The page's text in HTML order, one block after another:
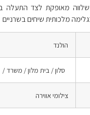
מאופקת לצד התעלה
מלכותית שיחים בשרניים
הולנד
סלון / בית מלון / משרד /
צילומי אווירה